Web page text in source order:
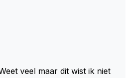
veel maar dit wist ik niet